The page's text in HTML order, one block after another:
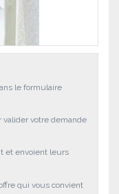
le formulaire
valider votre demande
et envoient leurs
qui vous convient